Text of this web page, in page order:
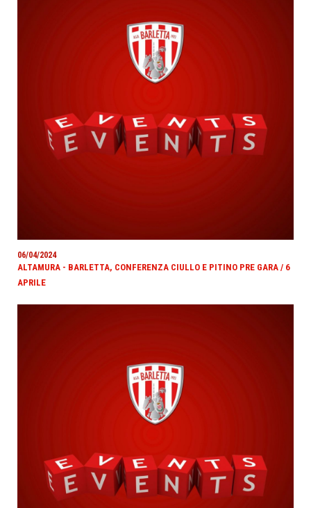
06/04/2024
ALTAMURA - BARLETTA, CONFERENZA CIULLO E PITINO PRE GARA / 6
APRILE